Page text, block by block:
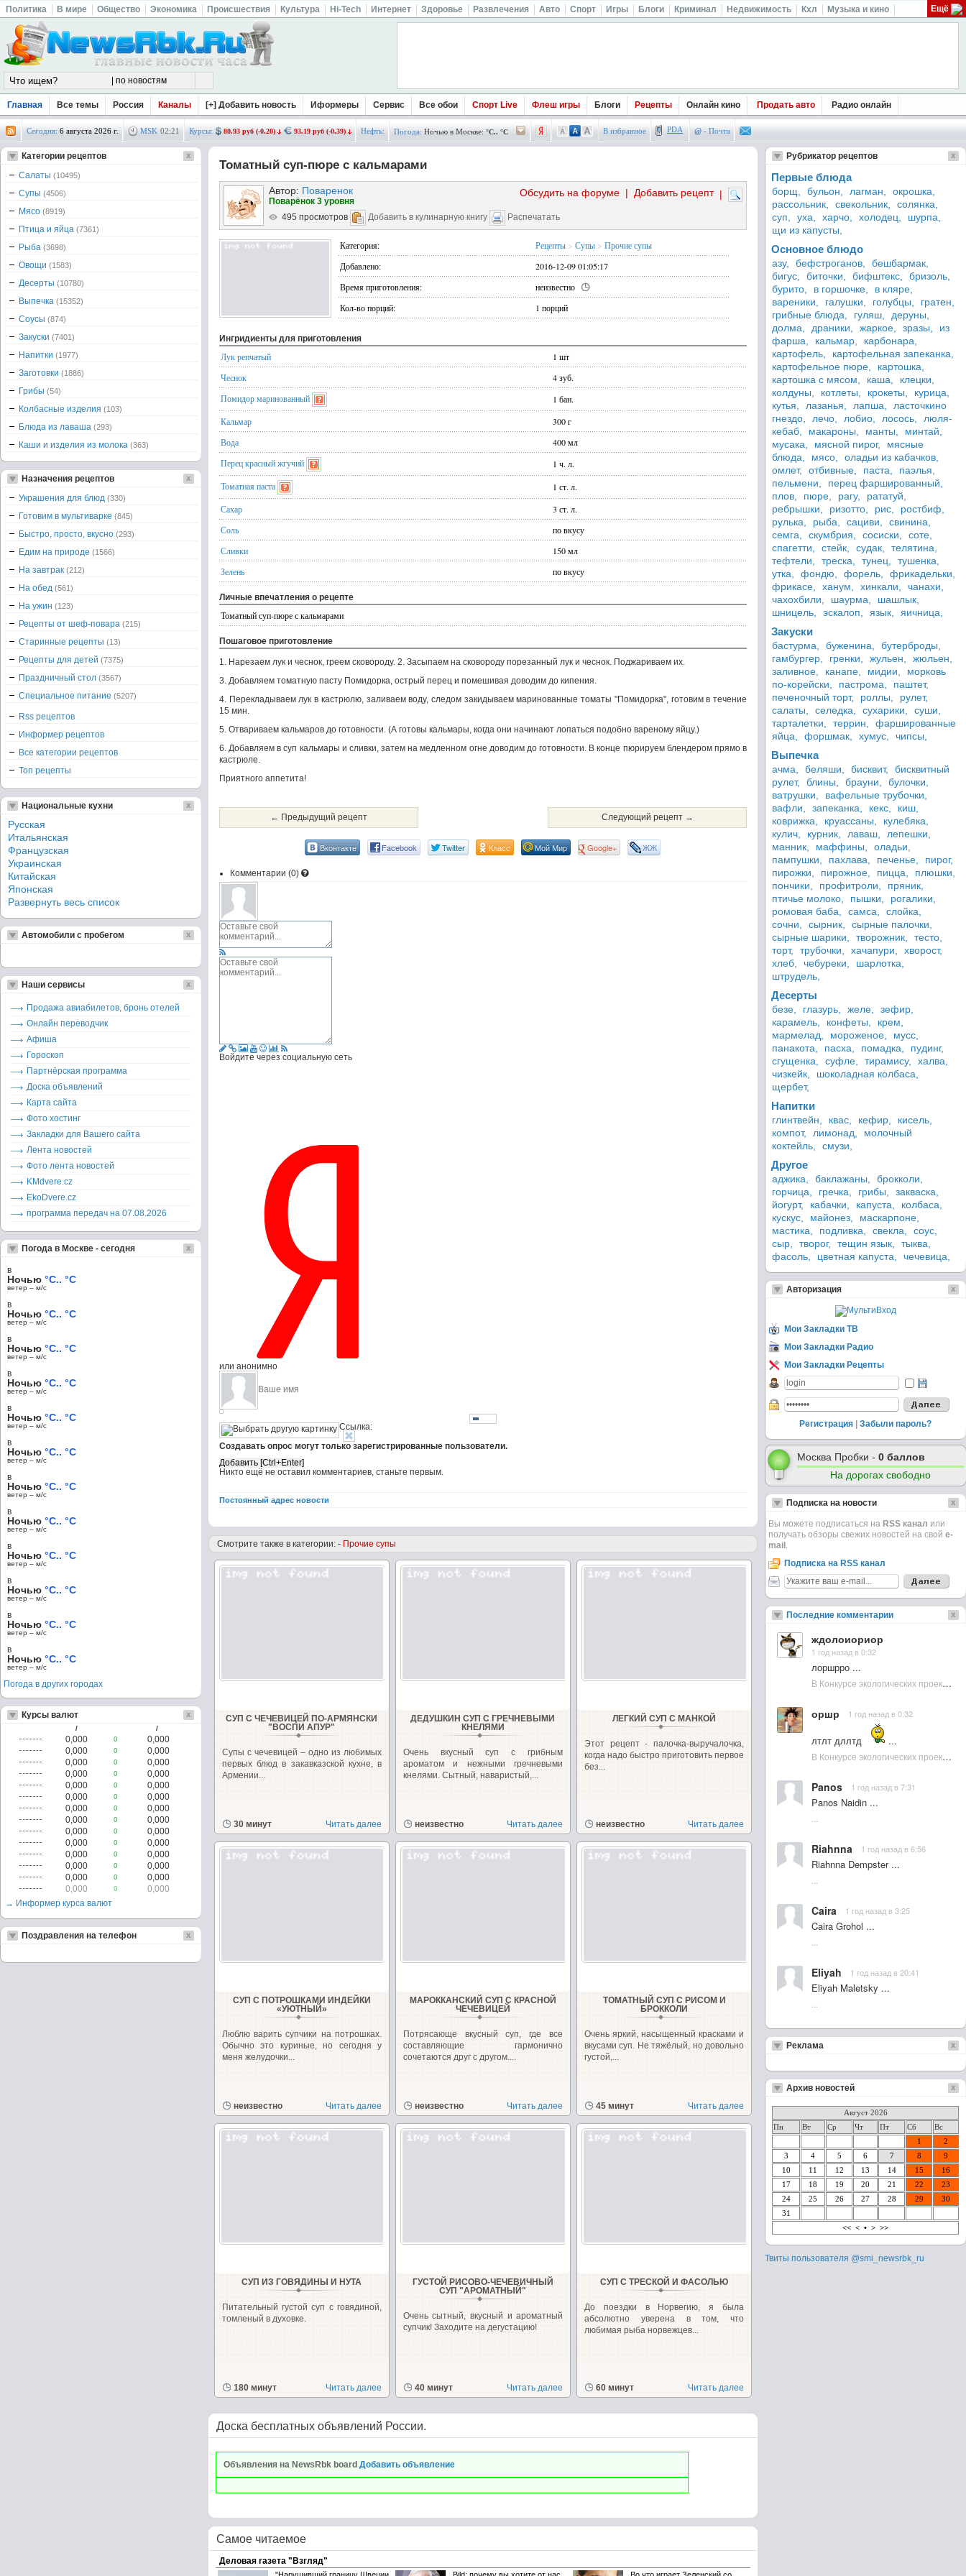
Политика В мире Общество Экономика Происшествия Культура Hi-Tech Интернет Здоровье Развлечения Авто Спорт Игры Блоги Криминал Недвижимость Кхл Музыка и кино Ещё
Главная Все темы Россия Каналы [+] Добавить новость Иформеры Сервис Все обои Спорт Live Флеш игры Блоги Рецепты Онлайн кино Продать авто Радио онлайн
Сегодня: 6 августа 2026 г. MSK 02:21 Курсы: 80.93 руб (-0.20) 93.19 руб (-0.39) Нефть: Погода: Ночью в Москве: °C.. °C В избранное PDA @ - Почта
Томатный суп-пюре с кальмарами
Автор: Поваренок |
Добавить рецепт
|
Обсудить на форуме
Поварёнок 3 уровня
495 просмотров
Добавить в кулинарную книгу Распечатать
Категория: Рецепты > Супы > Прочие супы
Добавлено:
2016-12-09 01:05:17
Время приготовления:
неизвестно
Кол-во порций:
1 порций
Ингридиенты для приготовления
Лук репчатый
1 шт
Чеснок
4 зуб.
Помидор маринованный
1 бан.
Кальмар
300 г
Вода
400 мл
Перец красный жгучий
1 ч. л.
Томатная паста
1 ст. л.
Сахар
3 ст. л.
Соль
по вкусу
Сливки
150 мл
Зелень
по вкусу
Личные впечатления о рецепте
Томатный суп-пюре с кальмарами
Пошаговое приготовление
1. Нарезаем лук и чеснок, греем сковороду. 2. Засыпаем на сковороду порезанный лук и чеснок. Поджариваем их.
3. Добавляем томатную пасту Помидорка, острый перец и помешивая доводим до кипения.
4. Перекладываем лук в кастрюлю, заливаем воду, следом закидываем маринованные томаты "Помидорка", готовим в течение
15 мин.
5. Отвариваем кальмаров до готовности. (А готовы кальмары, когда они начинают лопаться подобно вареному яйцу.)
6. Добавляем в суп кальмары и сливки, затем на медленном огне доводим до готовности. В конце пюрируем блендером прямо в
кастрюле.
Приятного аппетита!
← Предыдущий рецепт Следующий рецепт →
Вконтакте Facebook Twitter Класс Мой Мир Google+ ЖЖ
Комментарии (0)
Войдите через социальную сеть
или анонимно
Ссылка:
Создавать опрос могут только зарегистрированные пользователи.
Никто ещё не оставил комментариев, станьте первым.
Постоянный адрес новости
Смотрите также в категории: - Прочие супы
СУП С ЧЕЧЕВИЦЕЙ ПО-АРМЯНСКИ
"ВОСПИ АПУР"
Супы с чечевицей – одно из любимых
первых блюд в закавказской кухне, в
Армении...
30 минут Читать далее
ДЕДУШКИН СУП С ГРЕЧНЕВЫМИ
КНЕЛЯМИ
Очень вкусный суп с грибным
ароматом и нежными гречневыми
кнелями. Сытный, наваристый,...
неизвестно Читать далее
ЛЕГКИЙ СУП С МАНКОЙ
Этот рецепт - палочка-выручалочка,
когда надо быстро приготовить первое
без...
неизвестно Читать далее
СУП С ПОТРОШКАМИ ИНДЕЙКИ
«УЮТНЫЙ»
Люблю варить супчики на потрошках.
Обычно это куриные, но сегодня у
меня желудочки...
неизвестно Читать далее
МАРОККАНСКИЙ СУП С КРАСНОЙ
ЧЕЧЕВИЦЕЙ
Потрясающе вкусный суп, где все
составляющие гармонично
сочетаются друг с другом....
неизвестно Читать далее
ТОМАТНЫЙ СУП С РИСОМ И
БРОККОЛИ
Очень яркий, насыщенный красками и
вкусами суп. Не тяжёлый, но довольно
густой,...
45 минут Читать далее
СУП ИЗ ГОВЯДИНЫ И НУТА
Питательный густой суп с говядиной,
томленый в духовке.
180 минут Читать далее
ГУСТОЙ РИСОВО-ЧЕЧЕВИЧНЫЙ
СУП "АРОМАТНЫЙ"
Очень сытный, вкусный и ароматный
супчик! Заходите на дегустацию!
40 минут Читать далее
СУП С ТРЕСКОЙ И ФАСОЛЬЮ
До поездки в Норвегию, я была
абсолютно уверена в том, что
любимая рыба норвежцев...
60 минут Читать далее
Доска бесплатных объявлений России.
Объявления на NewsRbk board Добавить объявление
Самое читаемое
Категории рецептов
Салаты (10495)
Супы (4506)
Мясо (8919)
Птица и яйца (7361)
Рыба (3698)
Овощи (1583)
Десерты (10780)
Выпечка (15352)
Соусы (874)
Закуски (7401)
Напитки (1977)
Заготовки (1886)
Грибы (54)
Колбасные изделия (103)
Блюда из лаваша (293)
Каши и изделия из молока (363)
Назначения рецептов
Украшения для блюд (330)
Готовим в мультиварке (845)
Быстро, просто, вкусно (293)
Едим на природе (1566)
На завтрак (212)
На обед (561)
На ужин (123)
Рецепты от шеф-повара (215)
Старинные рецепты (13)
Рецепты для детей (7375)
Праздничный стол (3567)
Специальное питание (5207)
Rss рецептов
Информер рецептов
Все категории рецептов
Топ рецепты
Национальные кухни
Русская
Итальянская
Французская
Украинская
Китайская
Японская
Развернуть весь список
Автомобили с пробегом
Наши сервисы
Продажа авиабилетов, бронь отелей
Онлайн переводчик
Афиша
Гороскоп
Партнёрская программа
Доска объявлений
Карта сайта
Фото хостинг
Закладки для Вашего сайта
Лента новостей
Фото лента новостей
KMdvere.cz
EkoDvere.cz
программа передач на 07.08.2026
Погода в Москве - сегодня
в
Ночью °C.. °C
ветер – м/c
в
Ночью °C.. °C
ветер – м/c
в
Ночью °C.. °C
ветер – м/c
в
Ночью °C.. °C
ветер – м/c
в
Ночью °C.. °C
ветер – м/c
в
Ночью °C.. °C
ветер – м/c
в
Ночью °C.. °C
ветер – м/c
в
Ночью °C.. °C
ветер – м/c
в
Ночью °C.. °C
ветер – м/c
в
Ночью °C.. °C
ветер – м/c
в
Ночью °C.. °C
ветер – м/c
в
Ночью °C.. °C
ветер – м/c
Погода в других городах
Курсы валют
/ /
0,000 0
0,000
0,000
0
0,000
0,000
0
0,000
0,000
0
0,000
0,000
0
0,000
0,000
0
0,000
0,000
0
0,000
0,000
0
0,000
0,000
0
0,000
0,000
0
0,000
0,000
0
0,000
0,000
0
0,000
0,000
0
0,000
0,000
0
0,000
→ Информер курса валют
Поздравления на телефон
Рубрикатор рецептов
Первые блюда
борщ, бульон, лагман,
окрошка,
рассольник,
свекольник,
солянка,
суп,
уха, харчо, холодец,
шурпа,
щи из капусты,
Основное блюдо
азу, бефстроганов,
бешбармак,
бигус,
биточки, бифштекс,
бризоль,
бурито,
в горшочке,
в кляре,
вареники,
галушки, голубцы,
гратен,
грибные блюда,
гуляш,
деруны,
долма,
драники, жаркое, зразы,
из
фарша,
кальмар,
карбонара,
картофель,
картофельная запеканка,
картофельное пюре,
картошка,
картошка с мясом,
каша,
клецки,
колдуны,
котлеты, крокеты,
курица,
кутья,
лазанья, лапша,
ласточкино
гнездо,
лечо, лобио, лосось,
люля-
кебаб,
макароны, манты,
минтай,
мусака,
мясной пирог,
мясные
блюда,
мясо,
оладьи из кабачков,
омлет,
отбивные, паста,
паэлья,
пельмени,
перец фаршированный,
плов,
пюре, рагу,
рататуй,
ребрышки,
ризотто, рис,
ростбиф,
рулька,
рыба, сациви,
свинина,
семга,
скумбрия, сосиски,
соте,
спагетти,
стейк, судак,
телятина,
тефтели,
треска, тунец,
тушенка,
утка,
фондю, форель,
фрикадельки,
фрикасе,
ханум, хинкали,
чанахи,
чахохбили,
шаурма,
шашлык,
шницель,
эскалоп, язык, яичница,
Закуски
бастурма, буженина,
бутерброды,
гамбургер,
гренки, жульен,
жюльен,
заливное,
канапе, мидии,
морковь
по-корейски,
пастрома,
паштет,
печеночный торт,
роллы,
рулет,
салаты,
селедка, сухарики,
суши,
тарталетки,
террин,
фаршированные
яйца,
форшмак, хумус, чипсы,
Выпечка
ачма, беляши, бисквит,
бисквитный
рулет,
блины, брауни,
булочки,
ватрушки,
вафельные трубочки,
вафли,
запеканка, кекс,
киш,
коврижка,
круассаны,
кулебяка,
кулич,
курник, лаваш,
лепешки,
манник,
маффины,
оладьи,
пампушки,
пахлава, печенье,
пирог,
пирожки,
пирожное, пицца,
плюшки,
пончики,
профитроли,
пряник,
птичье молоко,
пышки,
рогалики,
ромовая баба,
самса,
слойка,
сочни,
сырник,
сырные палочки,
сырные шарики,
творожник,
тесто,
торт,
трубочки, хачапури,
хворост,
хлеб,
чебуреки,
шарлотка,
штрудель,
Десерты
безе, глазурь, желе,
зефир,
карамель,
конфеты,
крем,
мармелад,
мороженое,
мусс,
панакота,
пасха, помадка,
пудинг,
сгущенка,
суфле, тирамису,
халва,
чизкейк,
шоколадная колбаса,
щербет,
Напитки
глинтвейн, квас, кефир,
кисель,
компот,
лимонад,
молочный
коктейль,
смузи,
Другое
аджика, баклажаны,
брокколи,
горчица,
гречка, грибы,
закваска,
йогурт,
кабачки, капуста,
колбаса,
кускус,
майонез,
маскарпоне,
мастика,
подливка, свекла,
соус,
сыр,
творог, тещин язык,
тыква,
фасоль,
цветная капуста, чечевица,
Авторизация
Мои Закладки ТВ
Мои Закладки Радио
Мои Закладки Рецепты
Регистрация Забыли пароль?
Москва Пробки - 0 баллов
На дорогах свободно
Подписка на новости
Вы можете подписаться на RSS канал или
получать обзоры свежих новостей на свой e-
mail .
Подписка на RSS канал
Последние комментарии
ждолоиориор
1 год назад в 0:32
лоршрро ...
В Конкурсе экологических проектов в Подмосковье активно участвовала молодежь :: NewsRbk.ru...
оршр 1 год назад в 0:32
лтлт дллтд
...
В Конкурсе экологических проектов в Подмосковье активно участвовала молодежь :: NewsRbk.ru...
Panos 1 год назад в 7:31
Panos Naidin ...
Riahnna 1 год назад в 6:56
Riahnna Dempster ...
Caira 1 год назад в 3:25
Caira Grohol ...
Eliyah 1 год назад в 20:41
Eliyah Maletsky ...
Реклама
Архив новостей
Август 2026
Пн
Вт Ср Чт Пт Сб
Вс
1
2
3
4 5 6 7 8
9
10
11 12 13 14 15
16
17
18 19 20 21 22
23
24
25 26 27 28 29
30
31
<< < • > >>
Твиты пользователя @smi_newsrbk_ru